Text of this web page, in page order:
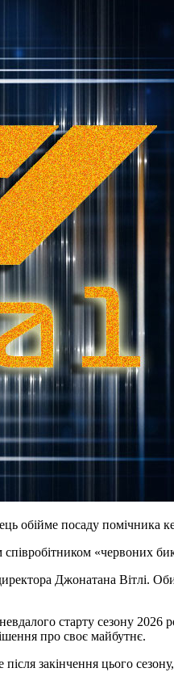
обійме посаду помічника
«червоних
Джонатана Вітлі.
старту сезону 2026
про своє майбутнє.
закінчення цього